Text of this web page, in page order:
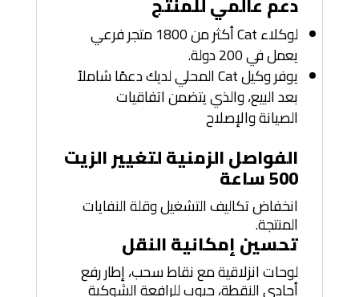
لوكلاء Cat أكثر من 1800 متجر فرعي
يعمل في 200 دولة.
يوفر وكيل Cat المحلي لديك دعمًا شاملاً
بعد البيع، والذي يتضمن اتفاقيات
الصيانة والإصلاح
الفواصل الزمنية لتغيير الزيت
500 ساعة
انخفاض تكاليف التشغيل وقلة النفايات
المنتجة.
تحسين إمكانية النقل
لوحات انزلاقية مع نقاط سحب، إطار رفع
أحادي النقطة، جيوب للرافعة الشوكية